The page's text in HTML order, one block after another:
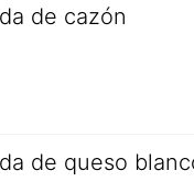
de cazón
de queso
encuentra en:
a Domicilio
en la
Pagar.